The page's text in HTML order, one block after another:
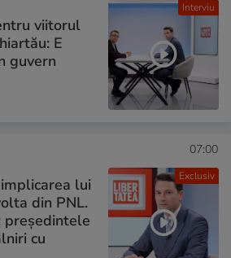
Interviu
viitorul
E
guvern
Exclusiv
07:00
lui
din PNL.
președintele
cu